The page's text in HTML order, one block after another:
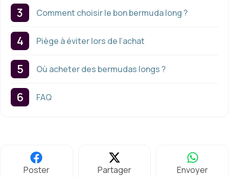
Comment choisir le bon bermuda long ?
Piège à éviter lors de l’achat
Où acheter des bermudas longs ?
FAQ
Poster Partager Envoyer